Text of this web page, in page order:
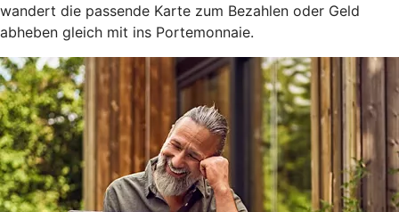
wandert die passende Karte zum Bezahlen oder Geld
abheben gleich mit ins Portemonnaie.